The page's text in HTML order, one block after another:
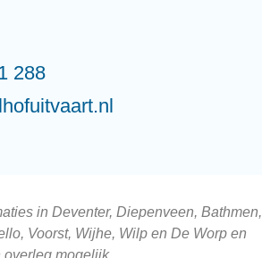
288
in Deventer, Diepenveen, Bathmen,
Voorst, Wijhe, Wilp en De Worp en